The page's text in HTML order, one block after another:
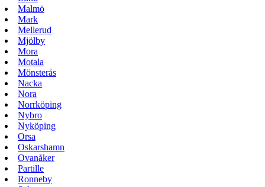
Malmö
Mark
Mellerud
Mjölby
Mora
Motala
Mönsterås
Nacka
Nora
Norrköping
Nybro
Nyköping
Orsa
Oskarshamn
Ovanåker
Partille
Ronneby